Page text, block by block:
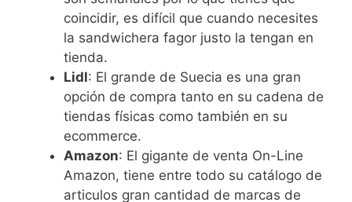
coincidir, es difícil que cuando necesites
la sandwichera fagor justo la tengan en
tienda.
Lidl: El grande de Suecia es una gran
opción de compra tanto en su cadena de
tiendas físicas como también en su
ecommerce.
Amazon: El gigante de venta On-Line
Amazon, tiene entre todo su catálogo de
articulos gran cantidad de marcas de